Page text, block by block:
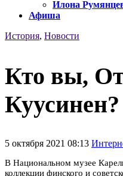
Илона
Афиша
История, Новости
Кто вы,
Куусинен?
5 октября 2021 08:13
В Национальном музее
коллекции финского и